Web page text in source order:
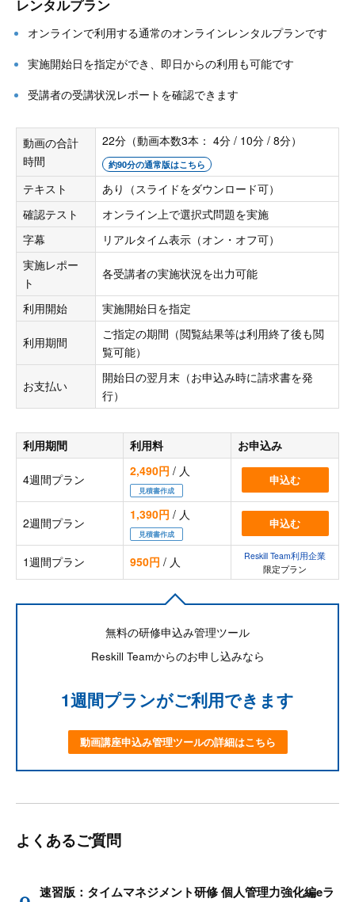
レンタルプラン
オンラインで利用する通常のオンラインレンタルプランです
実施開始日を指定ができ、即日からの利用も可能です
受講者の受講状況レポートを確認できます
動画の合計
時間
22分（動画本数3本： 4分 / 10分 / 8分）
約90分の通常版はこちら
テキスト
あり（スライドをダウンロード可）
確認テスト
オンライン上で選択式問題を実施
字幕
リアルタイム表示（オン・オフ可）
実施レポー
ト
各受講者の実施状況を出力可能
利用開始 実施開始日を指定
利用期間
ご指定の期間（閲覧結果等は利用終了後も閲
覧可能）
お支払い
開始日の翌月末（お申込み時に請求書を発
行）
利用期間 利用料 お申込み
4週間プラン
2,490円 / 人
見積書作成
申込む
2週間プラン
1,390円 / 人
見積書作成
申込む
1週間プラン 950円 / 人
Reskill Team利用企業
限定プラン
無料の研修申込み管理ツール
Reskill Teamからのお申し込みなら
1週間プランがご利用できます
動画講座申込み管理ツールの詳細はこちら
よくあるご質問
速習版：タイムマネジメント研修 個人管理力強化編eラ